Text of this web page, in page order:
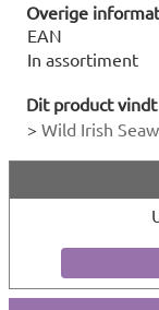
Overige
EAN
In assortiment
Dit product
> Wild Irish